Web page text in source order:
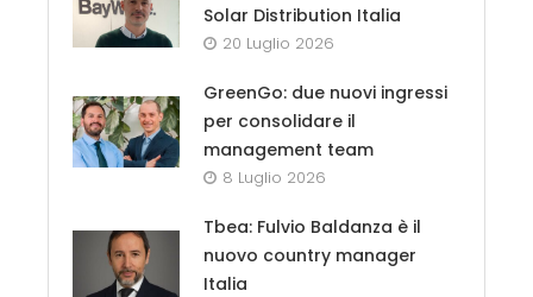
Solar Distribution Italia
20 Luglio 2026
GreenGo: due nuovi ingressi
per consolidare il
management team
8 Luglio 2026
Tbea: Fulvio Baldanza è il
nuovo country manager
Italia